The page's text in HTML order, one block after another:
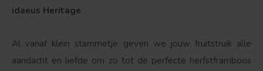
idaeus Heritage
Al vanaf klein stammetje geven we jouw fruitstruik alle
aandacht en liefde om zo tot de perfecte herfstframboos